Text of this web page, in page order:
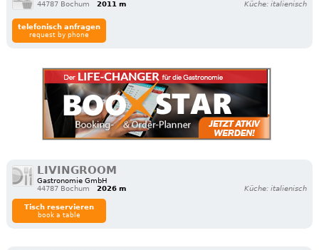
44787 Bochum 2011 m Küche: italienisch
telefonisch anfragen
request by phone
LIVINGROOM
Gastronomie GmbH
44787 Bochum
2026 m Küche: italienisch
Tisch reservieren
book a table